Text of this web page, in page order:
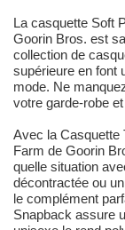
La casquette Soft
Goorin Bros. est
collection de
supérieure en font
mode. Ne
votre garde-robe
Avec la Casquette
Farm de Goorin
quelle situation
décontractée ou
le complément
Snapback assure